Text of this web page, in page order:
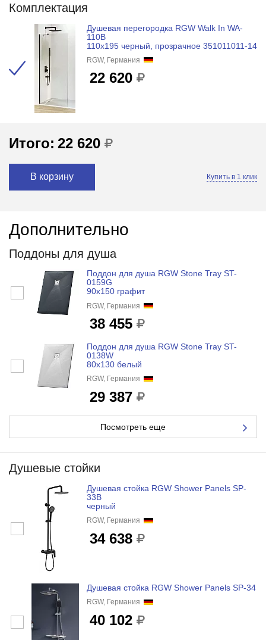
Комплектация
Душевая перегородка RGW Walk In WA-
110B
110x195 черный, прозрачное 351011011-14
RGW, Германия
22 620
Итого: 22 620
В корзину Купить в 1 клик
Дополнительно
Поддоны для душа
Поддон для душа RGW Stone Tray ST-
0159G
90x150 графит
RGW, Германия
38 455
Поддон для душа RGW Stone Tray ST-
0138W
80x130 белый
RGW, Германия
29 387
Посмотреть еще
Душевые стойки
Душевая стойка RGW Shower Panels SP-
33B
черный
RGW, Германия
34 638
Душевая стойка RGW Shower Panels SP-34
RGW, Германия
40 102